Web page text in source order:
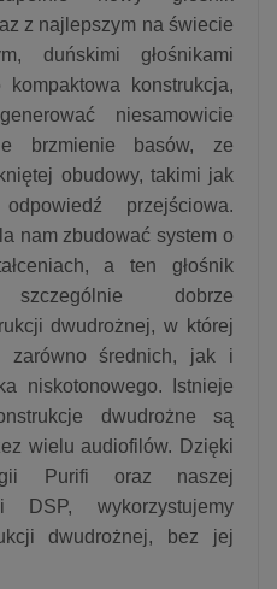
z najlepszym na świecie
duńskimi głośnikami
konstrukcja,
niesamowicie
brzmienie basów, ze
obudowy, takimi jak
przejściowa.
nam zbudować system o
a ten głośnik
dobrze
dwudrożnej, w której
zarówno średnich, jak i
niskotonowego. Istnieje
dwudrożne są
wielu audiofilów. Dzięki
Purifi oraz naszej
DSP, wykorzystujemy
dwudrożnej, bez jej